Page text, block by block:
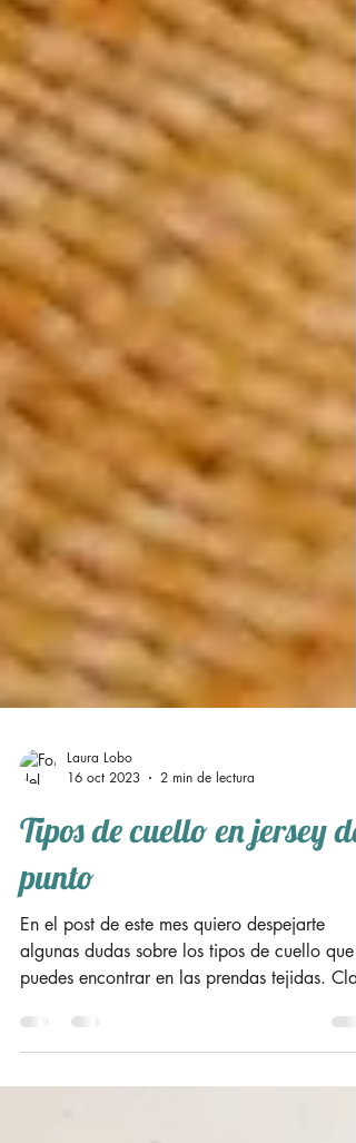
Laura Lobo
16 oct 2023
2 min de lectura
Tipos de cuello en jersey de
punto
En el post de este mes quiero despejarte
algunas dudas sobre los tipos de cuello que